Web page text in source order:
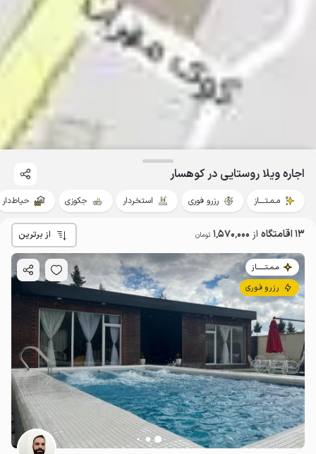
اجاره ویلا روستایی در کوهسار
مـمـتــــاز رزرو فوری استخردار جکوزی حیاط‌دار
13 اقامتگاه از 1٬570٬000 تومان از برترین
مـمـتــــــاز
رزرو فوری